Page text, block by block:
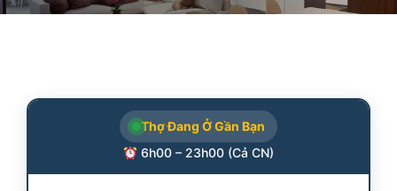
Thợ Đang Ở Gần Bạn
6h00 – 23h00 (Cả CN)